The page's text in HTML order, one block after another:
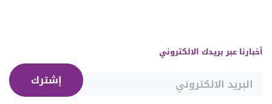
أخبارنا عبر بريدك الالكتروني
إشترك